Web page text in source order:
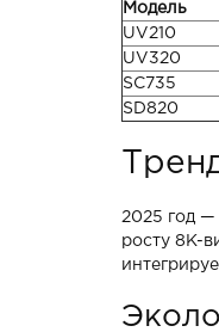
Модель
UV210
UV320
SC735
SD820
2025 год —
росту 8K-